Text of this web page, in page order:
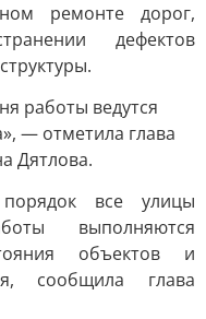
ремонте дорог,
дефектов
работы ведутся
— отметила глава
Дятлова.
все улицы
выполняются
объектов и
сообщила глава